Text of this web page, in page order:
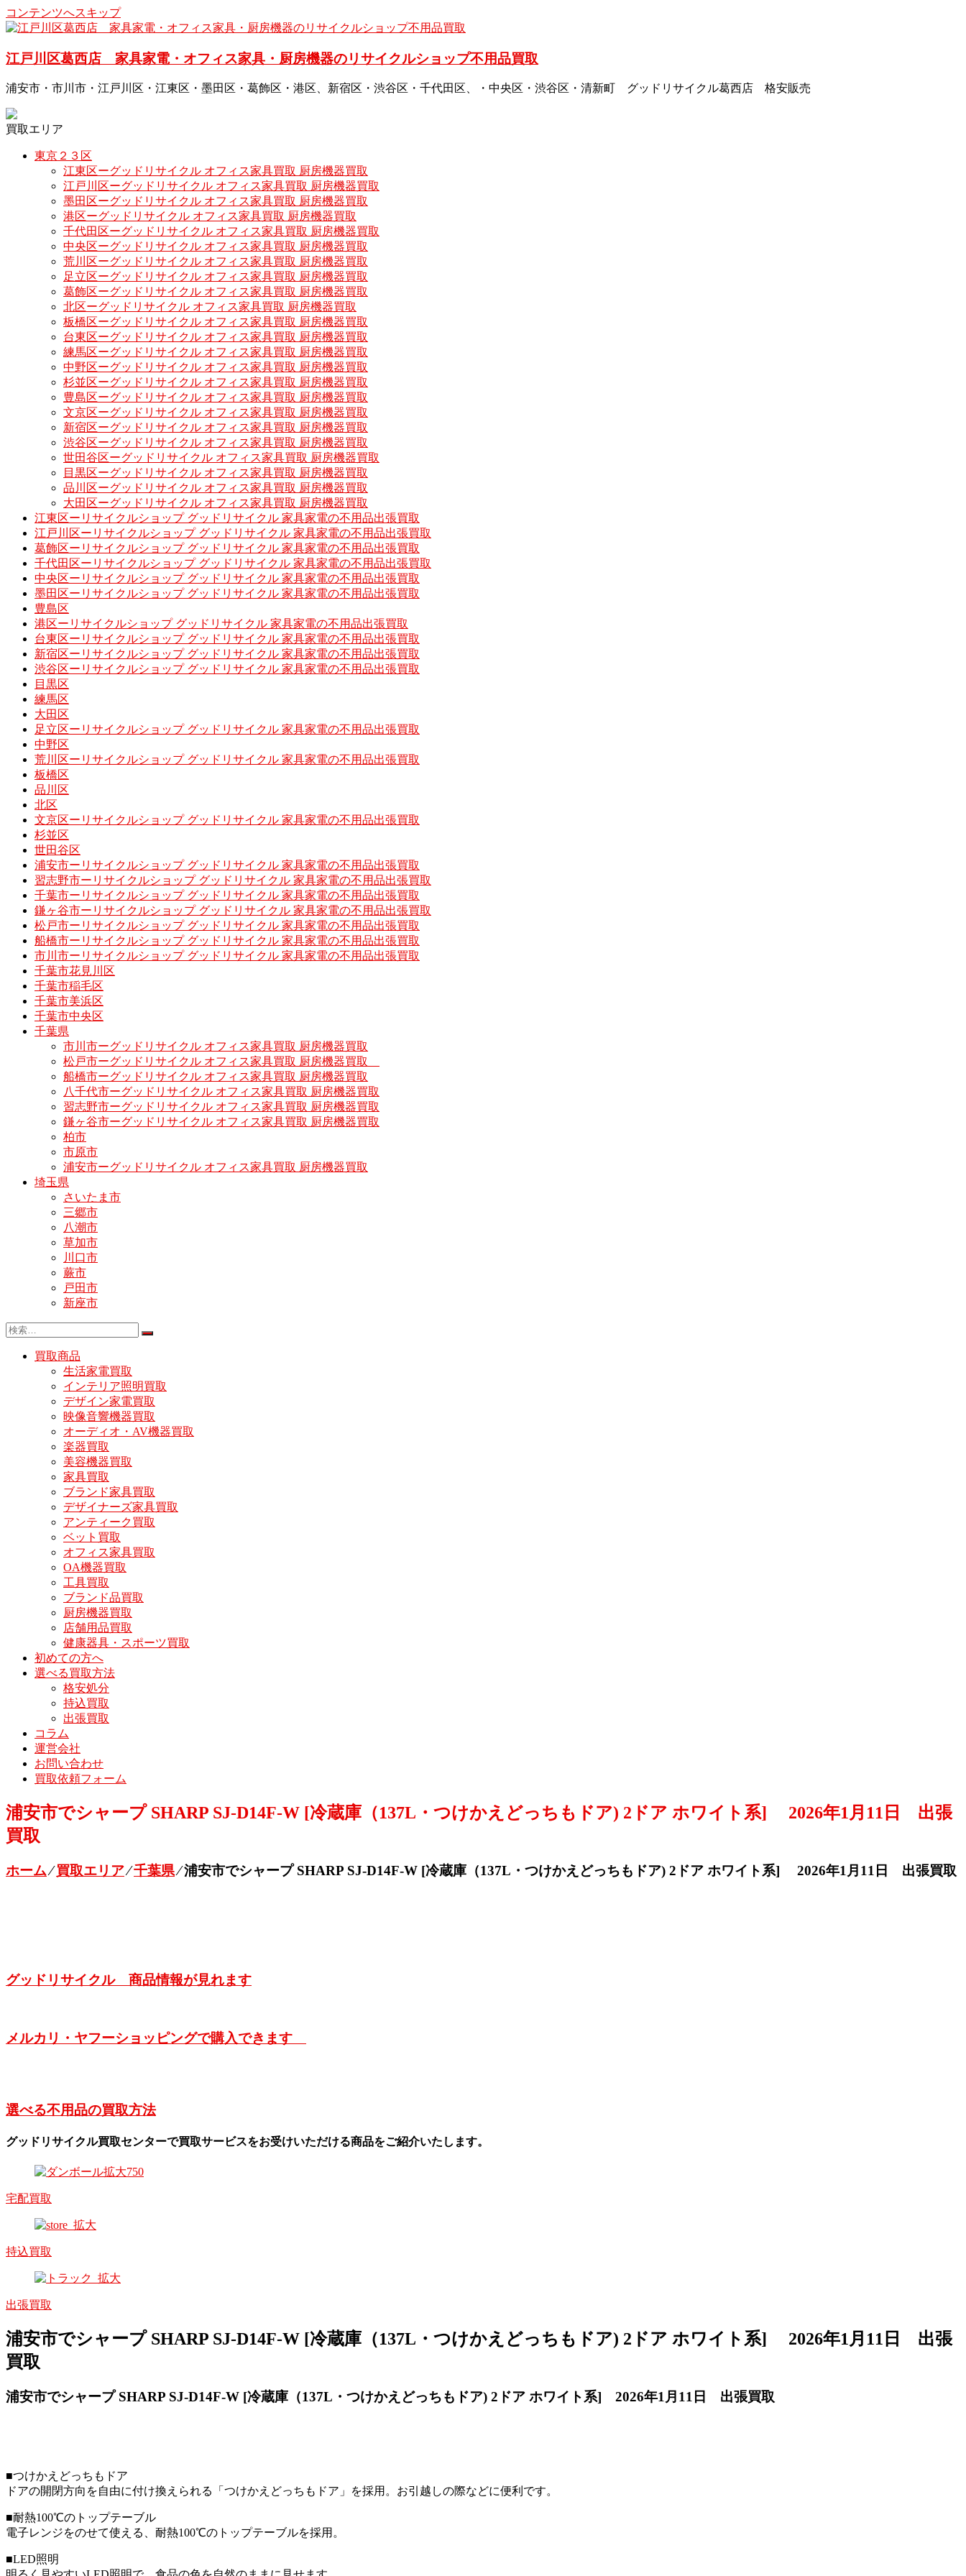
コンテンツへスキップ
江戸川区葛西店 家具家電・オフィス家具・厨房機器のリサイクルショップ不用品買取
浦安市・市川市・江戸川区・江東区・墨田区・葛飾区・港区、新宿区・渋谷区・千代田区、・中央区・渋谷区・清新町 グッドリサイクル葛西店 格安販売
買取エリア
東京２３区
江東区ーグッドリサイクル オフィス家具買取 厨房機器買取
江戸川区ーグッドリサイクル オフィス家具買取 厨房機器買取
墨田区ーグッドリサイクル オフィス家具買取 厨房機器買取
港区ーグッドリサイクル オフィス家具買取 厨房機器買取
千代田区ーグッドリサイクル オフィス家具買取 厨房機器買取
中央区ーグッドリサイクル オフィス家具買取 厨房機器買取
荒川区ーグッドリサイクル オフィス家具買取 厨房機器買取
足立区ーグッドリサイクル オフィス家具買取 厨房機器買取
葛飾区ーグッドリサイクル オフィス家具買取 厨房機器買取
北区ーグッドリサイクル オフィス家具買取 厨房機器買取
板橋区ーグッドリサイクル オフィス家具買取 厨房機器買取
台東区ーグッドリサイクル オフィス家具買取 厨房機器買取
練馬区ーグッドリサイクル オフィス家具買取 厨房機器買取
中野区ーグッドリサイクル オフィス家具買取 厨房機器買取
杉並区ーグッドリサイクル オフィス家具買取 厨房機器買取
豊島区ーグッドリサイクル オフィス家具買取 厨房機器買取
文京区ーグッドリサイクル オフィス家具買取 厨房機器買取
新宿区ーグッドリサイクル オフィス家具買取 厨房機器買取
渋谷区ーグッドリサイクル オフィス家具買取 厨房機器買取
世田谷区ーグッドリサイクル オフィス家具買取 厨房機器買取
目黒区ーグッドリサイクル オフィス家具買取 厨房機器買取
品川区ーグッドリサイクル オフィス家具買取 厨房機器買取
大田区ーグッドリサイクル オフィス家具買取 厨房機器買取
江東区ーリサイクルショップ グッドリサイクル 家具家電の不用品出張買取
江戸川区ーリサイクルショップ グッドリサイクル 家具家電の不用品出張買取
葛飾区ーリサイクルショップ グッドリサイクル 家具家電の不用品出張買取
千代田区ーリサイクルショップ グッドリサイクル 家具家電の不用品出張買取
中央区ーリサイクルショップ グッドリサイクル 家具家電の不用品出張買取
墨田区ーリサイクルショップ グッドリサイクル 家具家電の不用品出張買取
豊島区
港区ーリサイクルショップ グッドリサイクル 家具家電の不用品出張買取
台東区ーリサイクルショップ グッドリサイクル 家具家電の不用品出張買取
新宿区ーリサイクルショップ グッドリサイクル 家具家電の不用品出張買取
渋谷区ーリサイクルショップ グッドリサイクル 家具家電の不用品出張買取
目黒区
練馬区
大田区
足立区ーリサイクルショップ グッドリサイクル 家具家電の不用品出張買取
中野区
荒川区ーリサイクルショップ グッドリサイクル 家具家電の不用品出張買取
板橋区
品川区
北区
文京区ーリサイクルショップ グッドリサイクル 家具家電の不用品出張買取
杉並区
世田谷区
浦安市ーリサイクルショップ グッドリサイクル 家具家電の不用品出張買取
習志野市ーリサイクルショップ グッドリサイクル 家具家電の不用品出張買取
千葉市ーリサイクルショップ グッドリサイクル 家具家電の不用品出張買取
鎌ヶ谷市ーリサイクルショップ グッドリサイクル 家具家電の不用品出張買取
松戸市ーリサイクルショップ グッドリサイクル 家具家電の不用品出張買取
船橋市ーリサイクルショップ グッドリサイクル 家具家電の不用品出張買取
市川市ーリサイクルショップ グッドリサイクル 家具家電の不用品出張買取
千葉市花見川区
千葉市稲毛区
千葉市美浜区
千葉市中央区
千葉県
市川市ーグッドリサイクル オフィス家具買取 厨房機器買取
松戸市ーグッドリサイクル オフィス家具買取 厨房機器買取
船橋市ーグッドリサイクル オフィス家具買取 厨房機器買取
八千代市ーグッドリサイクル オフィス家具買取 厨房機器買取
習志野市ーグッドリサイクル オフィス家具買取 厨房機器買取
鎌ヶ谷市ーグッドリサイクル オフィス家具買取 厨房機器買取
柏市
市原市
浦安市ーグッドリサイクル オフィス家具買取 厨房機器買取
埼玉県
さいたま市
三郷市
八潮市
草加市
川口市
蕨市
戸田市
新座市
買取商品
生活家電買取
インテリア照明買取
デザイン家電買取
映像音響機器買取
オーディオ・AV機器買取
楽器買取
美容機器買取
家具買取
ブランド家具買取
デザイナーズ家具買取
アンティーク買取
ベット買取
オフィス家具買取
OA機器買取
工具買取
ブランド品買取
厨房機器買取
店舗用品買取
健康器具・スポーツ買取
初めての方へ
選べる買取方法
格安処分
持込買取
出張買取
コラム
運営会社
お問い合わせ
買取依頼フォーム
浦安市でシャープ SHARP SJ-D14F-W [冷蔵庫（137L・つけかえどっちもドア) 2ドア ホワイト系] 2026年1月11日 出張
買取
ホーム⁄買取エリア⁄千葉県⁄浦安市でシャープ SHARP SJ-D14F-W [冷蔵庫（137L・つけかえどっちもドア) 2ドア ホワイト系] 2026年1月11日 出張買取
グッドリサイクル 商品情報が見れます
メルカリ・ヤフーショッピングで購入できます
選べる不用品の買取方法
グッドリサイクル買取センターで買取サービスをお受けいただける商品をご紹介いたします。
宅配買取
持込買取
出張買取
浦安市でシャープ SHARP SJ-D14F-W [冷蔵庫（137L・つけかえどっちもドア) 2ドア ホワイト系] 2026年1月11日 出張
買取
浦安市でシャープ SHARP SJ-D14F-W [冷蔵庫（137L・つけかえどっちもドア) 2ドア ホワイト系] 2026年1月11日 出張買取
■つけかえどっちもドア
ドアの開閉方向を自由に付け換えられる「つけかえどっちもドア」を採用。お引越しの際などに便利です。
■耐熱100℃のトップテーブル
電子レンジをのせて使える、耐熱100℃のトップテーブルを採用。
■LED照明